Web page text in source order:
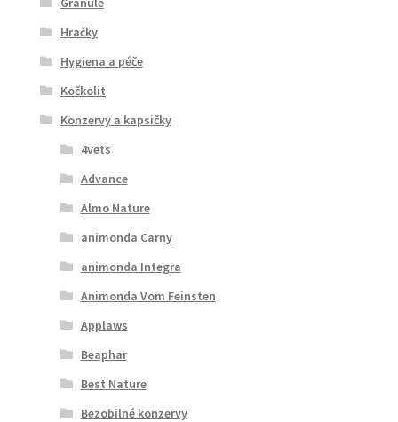
Hračky
Hygiena a péče
Kočkolit
Konzervy a kapsičky
4vets
Advance
Almo Nature
animonda Carny
animonda Integra
Animonda Vom Feinsten
Applaws
Beaphar
Best Nature
Bezobilné konzervy